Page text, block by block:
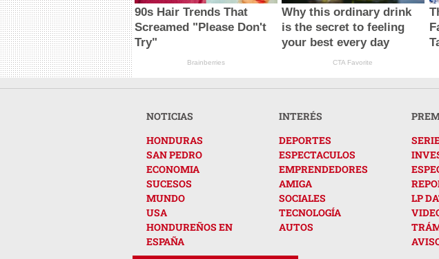
90s Hair Trends That
Screamed "Please Don't
Try"
Brainberries
Why this ordinary drink
is the secret to feeling
your best every day
CTA Favorite
NOTICIAS
HONDURAS
SAN PEDRO
ECONOMIA
SUCESOS
MUNDO
USA
HONDUREÑOS EN
ESPAÑA
INTERÉS
DEPORTES
ESPECTACULOS
EMPRENDEDORES
AMIGA
SOCIALES
TECNOLOGÍA
AUTOS
LP